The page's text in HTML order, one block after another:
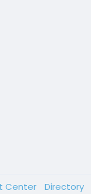
Center Directory